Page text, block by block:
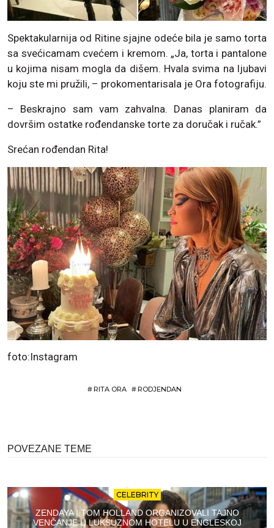
Spektakularnija od Ritine sjajne odeće bila je samo torta
sa svećicamam cvećem i kremom. „Ja, torta i pantalone
u kojima nisam mogla da dišem. Hvala svima na ljubavi
koju ste mi pružili, – prokomentarisala je Ora fotografiju.
– Beskrajno sam vam zahvalna. Danas planiram da
dovršim ostatke rođendanske torte za doručak i ručak.”
Srećan rođendan Rita!
foto:Instagram
#RITA ORA #RODJENDAN
POVEZANE TEME
CELEBRITY
ZENDAYA I TOM HOLLAND ORGANIZOVALI TAJNO
VENČANJE U LUKSUZNOM HOTELU U ENGLESKOJ